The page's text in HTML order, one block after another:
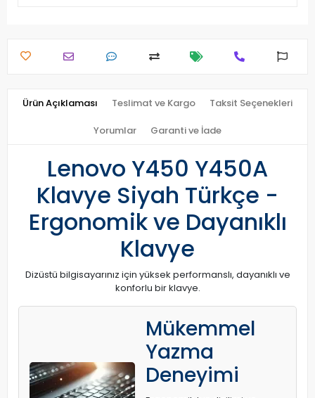
Ürün Açıklaması Teslimat ve Kargo Taksit Seçenekleri
Yorumlar Garanti ve İade
Lenovo Y450 Y450A
Klavye Siyah Türkçe -
Ergonomik ve Dayanıklı
Klavye
Dizüstü bilgisayarınız için yüksek performanslı, dayanıklı ve
konforlu bir klavye.
Mükemmel
Yazma
Deneyimi